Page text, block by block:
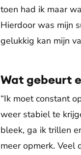
toen had ik maar
Hierdoor was mijn
gelukkig kan mijn
Wat gebeurt
“Ik moet constant
weer stabiel te
bleek, ga ik trillen
meer opmerk. Veel